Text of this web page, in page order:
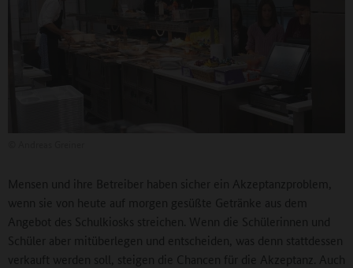
Mensen und ihre Betreiber haben sicher ein Akzeptanzproblem,
wenn sie von heute auf morgen gesüßte Getränke aus dem
Angebot des Schulkiosks streichen. Wenn die Schülerinnen und
Schüler aber mitüberlegen und entscheiden, was denn stattdessen
verkauft werden soll, steigen die Chancen für die Akzeptanz. Auch